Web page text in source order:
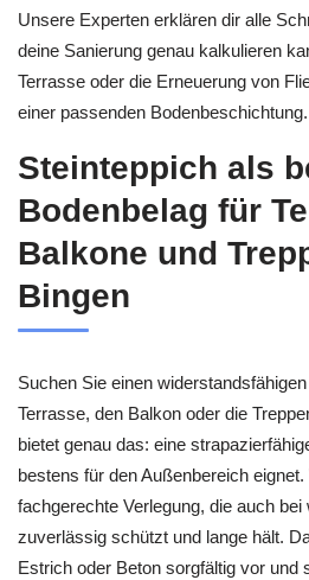
Unsere Experten erklären dir alle
deine Sanierung genau kalkulieren
Terrasse oder die Erneuerung von
einer passenden Bodenbeschichtung.
Steinteppich als
Bodenbelag für
Balkone und
Bingen
Suchen Sie einen
Terrasse, den Balkon oder die
bietet genau das: eine
bestens für den Außenbereich
fachgerechte Verlegung, die auch
zuverlässig schützt und lange hält.
Estrich oder Beton sorgfältig vor und